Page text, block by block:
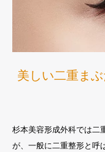
美しい二重ま
杉本美容形成外科では二
が、一般に二重整形と呼